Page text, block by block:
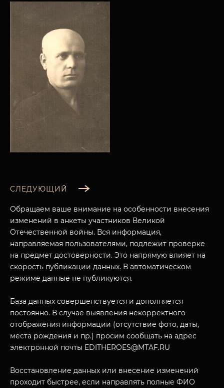
МУЗЕЙНЫЙ КОМПЛЕКС
ПОСЕТИТЕЛЯМ
НАЗАД
СЛЕДУЮЩИЙ
Обращаем ваше внимание на особенности внесения
изменений в анкеты участников Великой
Отечественной войны. Вся информация,
направляемая пользователями, подлежит проверке
на предмет достоверности. Это напрямую влияет на
скорость публикации данных. В автоматическом
режиме данные не публикуются.
База данных совершенствуется и дополняется
постоянно. В случае выявления некорректного
отображения информации (отсутствие фото, даты,
места рождения и пр.) просим сообщать на адрес
электронной почты EDITHEROES@MTAF.RU
Восстановление данных или внесение изменений
проходит быстрее, если направлять полные ФИО